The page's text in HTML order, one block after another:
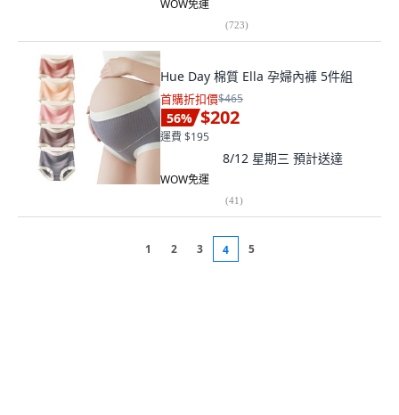
WOW免運
(723)
Hue Day 棉質 Ella 孕婦內褲 5件組
首購折扣價$465
56% $202
運費 $195
8/12 星期三 預計送達
WOW免運
(41)
1 2 3 4 5